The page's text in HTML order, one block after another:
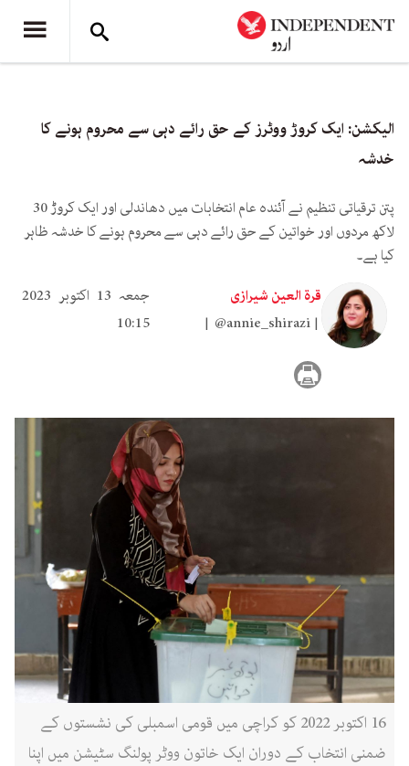
الیکشن: ایک کروڑ ووٹرز کے حق رائے دہی سے محروم ہونے کا
خدشہ
پتن ترقیاتی تنظیم نے آئندہ عام انتخابات میں دھاندلی اور ایک کروڑ 30
لاکھ مردوں اور خواتین کے حق رائے دہی سے محروم ہونے کا خدشہ ظاہر
کیا ہے۔
قرۃ العین شیرازی
@annie_shirazi
جمعہ 13 اکتوبر 2023
10:15
16 اکتوبر 2022 کو کراچی میں قومی اسمبلی کی نشستوں کے
ضمنی انتخاب کے دوران ایک خاتون ووٹر پولنگ سٹیشن میں اپنا